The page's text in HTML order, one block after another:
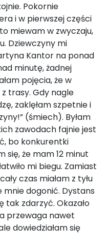
Pokornie
i w pierwszej części
miewam w zwyczaju,
Dziewczyny mi
Kantor na ponad
minutę, żadnej
pojęcia, że w
z trasy. Gdy nagle
zaklęłam szpetnie i
(śmiech). Byłam
zawodach fajnie jest
bo konkurentki
się, że mam 12 minut
mi biegu. Zamiast
czas miałam z tyłu
mnie dogonić. Dystans
tak zdarzyć. Okazało
przewaga nawet
dowiedziałam się